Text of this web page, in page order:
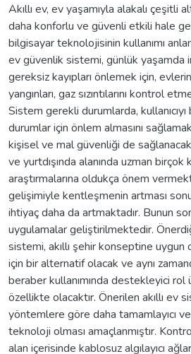
Akıllı ev, ev yaşamıyla alakalı
daha konforlu ve güvenli etkili hale
bilgisayar teknolojisinin kullanımı
ev güvenlik sistemi, günlük yaşamda
gereksiz kayıpları önlemek için,
yangınları, gaz sızıntılarını kontrol
Sistem gerekli durumlarda,
durumlar için önlem almasını
kişisel ve mal güvenliği de
ve yurtdışında alanında uzman birçok
araştırmalarına oldukça önem
gelişimiyle kentleşmenin artması
ihtiyaç daha da artmaktadır. Bunun
uygulamalar geliştirilmektedir.
sistemi, akıllı şehir konseptine
için bir alternatif olacak ve aynı
beraber kullanımında destekleyici
özellikte olacaktır. Önerilen akıllı ev
yöntemlere göre daha tamamlayıcı
teknoloji olması amaçlanmıştır.
alan içerisinde kablosuz algılayıcı